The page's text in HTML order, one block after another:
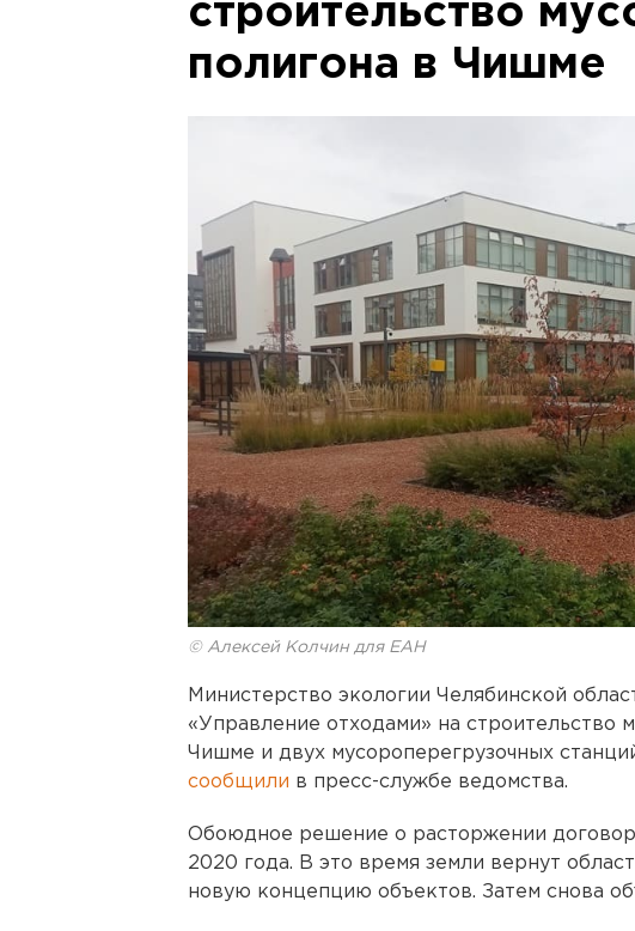
строительство
полигона в Чишме
© Алексей Колчин для ЕАН
Министерство экологии Челябинской
«Управление отходами» на строительство
Чишме и двух мусороперегрузочных
сообщили в пресс-службе ведомства.
Обоюдное решение о расторжении
2020 года. В это время земли вернут
новую концепцию объектов. Затем снова